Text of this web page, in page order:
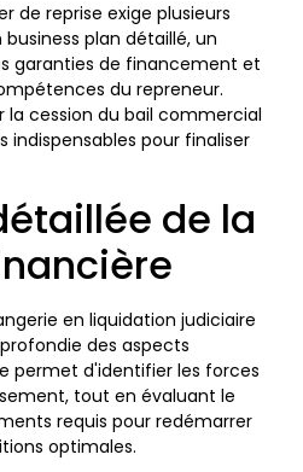
de reprise exige plusieurs
plan détaillé, un
garanties de financement et
du repreneur.
la cession du bail commercial
pour finaliser
de la
en liquidation judiciaire
des aspects
permet d'identifier les forces
tout en évaluant le
requis pour redémarrer
optimales.